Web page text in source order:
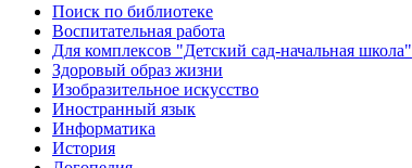
Поиск по библиотеке
Воспитательная работа
Для комплексов "Детский сад-начальная школа"
Здоровый образ жизни
Изобразительное искусство
Иностранный язык
Информатика
История